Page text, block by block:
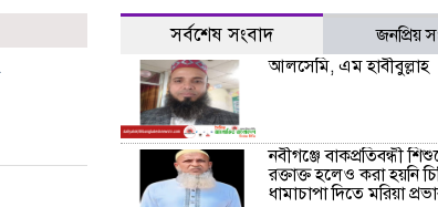
সর্বশেষ সংবাদ
জনপ্রিয়
আলসেমি, এম হাবীবুল্লাহ
নবীগঞ্জে বাকপ্রতিবন্ধী
রক্তাক্ত হলেও করা হয়নি
ধামাচাপা দিতে মরিয়া